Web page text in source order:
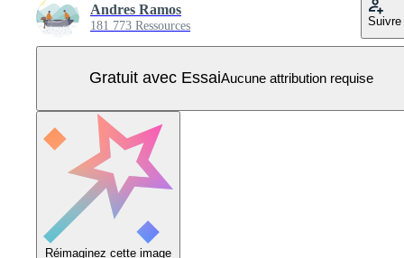
Andres Ramos
181 773 Ressources Suivre
Gratuit avec EssaiAucune attribution requise
Réimaginez cette image